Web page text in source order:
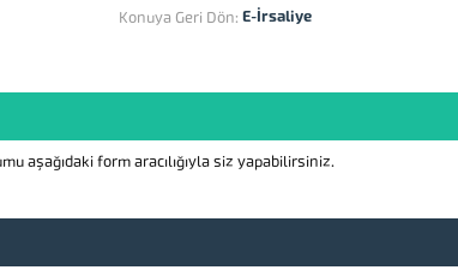
Konuya Geri Dön: E-İrsaliye
aşağıdaki form aracılığıyla siz yapabilirsiniz.